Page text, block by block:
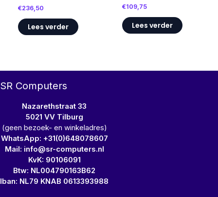
€236,50
Lees verder
€109,75
Lees verder
SR Computers
Nazarethstraat 33
5021 VV Tilburg
(geen bezoek- en winkeladres)
WhatsApp: +31(0)648078607
Mail: info@sr-computers.nl
KvK: 90106091
Btw: NL004790163B62
Iban: NL79 KNAB 0613393988